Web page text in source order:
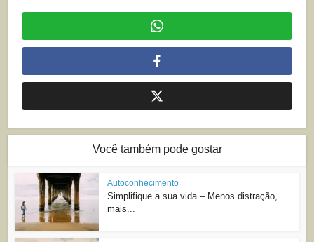
Você também pode gostar
Autoconhecimento
Simplifique a sua vida – Menos distração,
mais...